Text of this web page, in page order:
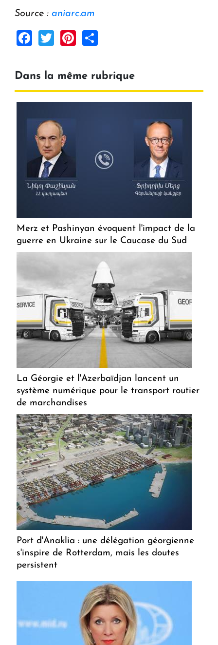
Source : aniarc.am
Facebook
TwitterPinterest
Dans la même rubrique
Merz et Pashinyan évoquent l'impact de la
guerre en Ukraine sur le Caucase du Sud
La Géorgie et l'Azerbaïdjan lancent un
système numérique pour le transport routier
de marchandises
Port d'Anaklia : une délégation géorgienne
s'inspire de Rotterdam, mais les doutes
persistent